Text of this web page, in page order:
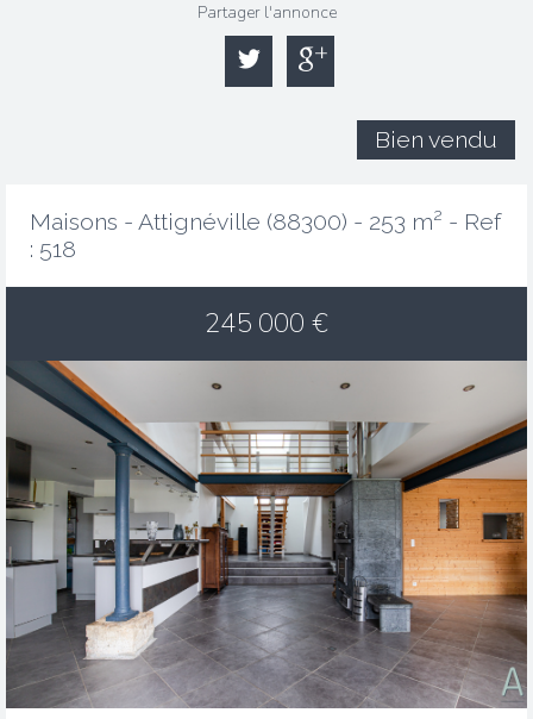
Partager l'annonce
Bien vendu
Maisons - Attignéville (88300) - 253 m² - Ref
: 518
245 000 €